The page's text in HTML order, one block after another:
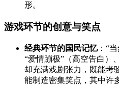
形。
游戏环节的创意与笑点
经典环节的国民记忆：“
“爱情蹦极”（高空告白）
却充满戏剧张力，既能考
能制造密集笑点，其中许